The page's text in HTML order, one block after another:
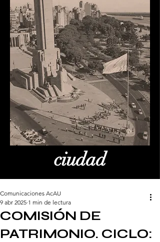
ciudad
COMISIÓN DE
PATRIMONIO. CICLO:
Comunicaciones AcAU
9 abr 2025 1 min de lectura